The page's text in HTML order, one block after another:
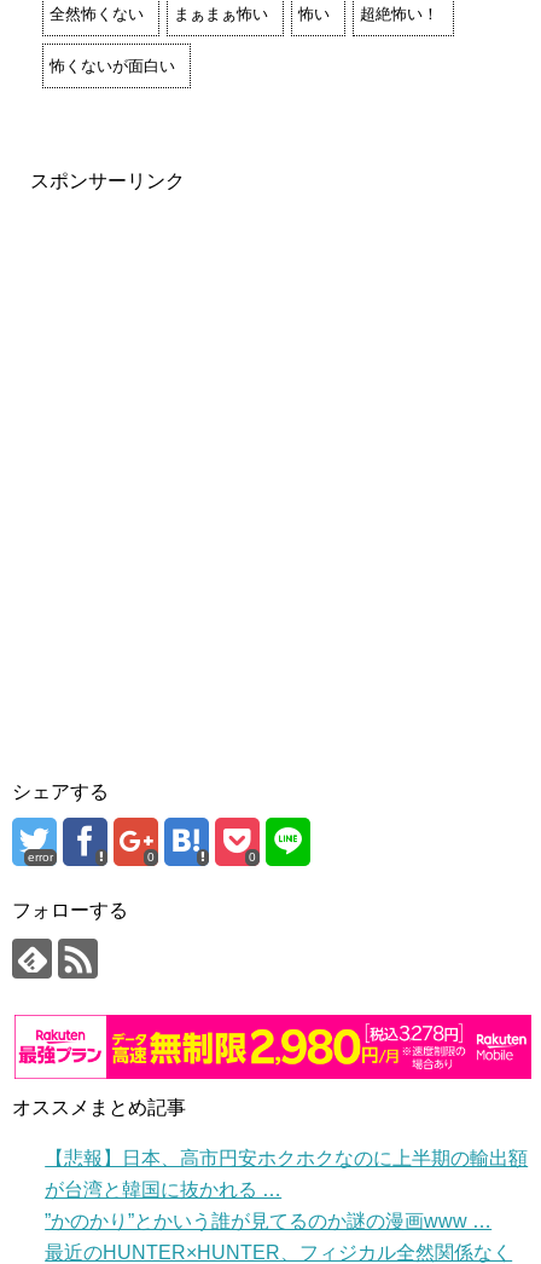
全然怖くない まぁまぁ怖い 怖い 超絶怖い！
怖くないが面白い
スポンサーリンク
シェアする
error 0 0
フォローする
オススメまとめ記事
【悲報】日本、高市円安ホクホクなのに上半期の輸出額
が台湾と韓国に抜かれる …
”かのかり”とかいう誰が見てるのか謎の漫画www …
最近のHUNTER×HUNTER、フィジカル全然関係なく